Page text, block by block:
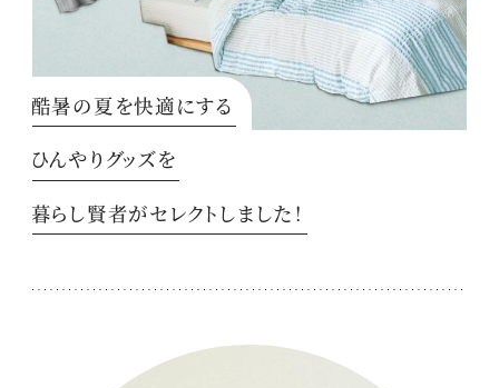
酷暑の夏を快適にする
ひんやりグッズを
暮らし賢者がセレクトしました！